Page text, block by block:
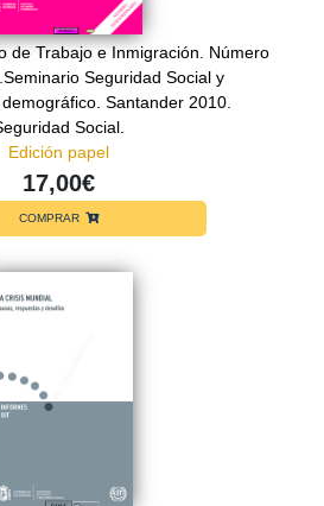
de Trabajo e Inmigración. Número
Seguridad Social y
Santander 2010.
Social.
Edición papel
17,00€
COMPRAR